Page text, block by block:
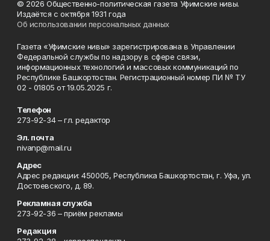
© 2026 Общественно-политическая газета Уфимские нивы.
Издаётся с октября 1931 года
Об использовании персональных данных
Газета «Уфимские нивы» зарегистрирована в Управлении
Федеральной службы по надзору в сфере связи,
информационных технологий и массовых коммуникаций по
Республике Башкортостан. Регистрационный номер ПИ № ТУ
02 - 01805 от 19.05.2025 г.
Телефон
273-92-34 – гл. редактор
Эл. почта
nivanp@mail.ru
Адрес
Адрес редакции: 450005, Республика Башкортостан, г. Уфа, ул.
Достоевского, д. 89.
Рекламная служба
273-92-36 – приём рекламы
Редакция